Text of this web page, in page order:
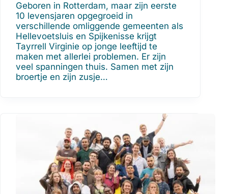
Geboren in Rotterdam, maar zijn eerste
10 levensjaren opgegroeid in
verschillende omliggende gemeenten als
Hellevoetsluis en Spijkenisse krijgt
Tayrrell Virginie op jonge leeftijd te
maken met allerlei problemen. Er zijn
veel spanningen thuis. Samen met zijn
broertje en zijn zusje…